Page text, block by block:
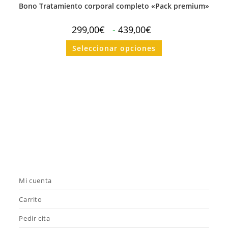
Bono Tratamiento corporal completo «Pack premium»
299,00€ - 439,00€
Seleccionar opciones
Mi cuenta
Carrito
Pedir cita